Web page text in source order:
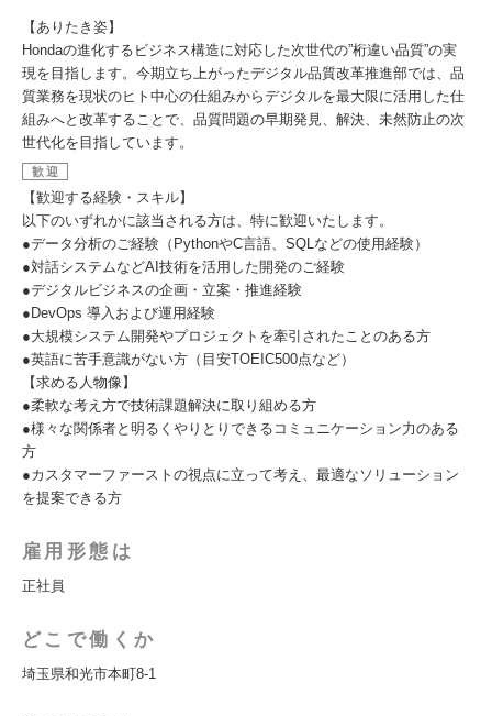
【ありたき姿】
Hondaの進化するビジネス構造に対応した次世代の”桁違い品質”の実
現を目指します。今期立ち上がったデジタル品質改革推進部では、品
質業務を現状のヒト中心の仕組みからデジタルを最大限に活用した仕
組みへと改革することで、品質問題の早期発見、解決、未然防止の次
世代化を目指しています。
歓迎
【歓迎する経験・スキル】
以下のいずれかに該当される方は、特に歓迎いたします。
●データ分析のご経験（PythonやC言語、SQLなどの使用経験）
●対話システムなどAI技術を活用した開発のご経験
●デジタルビジネスの企画・立案・推進経験
●DevOps 導入および運用経験
●大規模システム開発やプロジェクトを牽引されたことのある方
●英語に苦手意識がない方（目安TOEIC500点など）
【求める人物像】
●柔軟な考え方で技術課題解決に取り組める方
●様々な関係者と明るくやりとりできるコミュニケーション力のある
方
●カスタマーファーストの視点に立って考え、最適なソリューション
を提案できる方
雇用形態は
正社員
どこで働くか
埼玉県和光市本町8-1